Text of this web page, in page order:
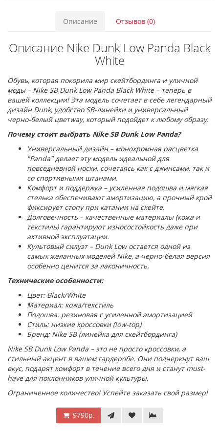
Описание Отзывов (0)
Описание Nike Dunk Low Panda Black
White
Обувь, которая покорила мир скейтбординга и уличной
моды – Nike SB Dunk Low Panda Black White – теперь в
вашей коллекции! Эта модель сочетает в себе легендарный
дизайн Dunk, удобство SB-линейки и универсальный
черно-белый цветway, который подойдет к любому образу.
Почему стоит выбрать Nike SB Dunk Low Panda?
Универсальный дизайн – монохромная расцветка
"Panda" делает эту модель идеальной для
повседневной носки, сочетаясь как с джинсами, так и
со спортивными штанами.
Комфорт и поддержка – усиленная подошва и мягкая
стелька обеспечивают амортизацию, а прочный крой
фиксирует стопу при катании на скейте.
Долговечность – качественные материалы (кожа и
текстиль) гарантируют износостойкость даже при
активной эксплуатации.
Культовый силуэт – Dunk Low остается одной из
самых желанных моделей Nike, а черно-белая версия
особенно ценится за лаконичность.
Технические особенности:
Цвет: Black/White
Материал: кожа/текстиль
Подошва: резиновая с усиленной амортизацией
Стиль: низкие кроссовки (low-top)
Бренд: Nike SB (линейка для скейтбординга)
Nike SB Dunk Low Panda – это не просто кроссовки, а
стильный акцент в вашем гардеробе. Они подчеркнут ваш
вкус, подарят комфорт в течение всего дня и станут must-
have для поклонников уличной культуры.
Ограниченное количество! Успейте заказать свой размер!
9790р.